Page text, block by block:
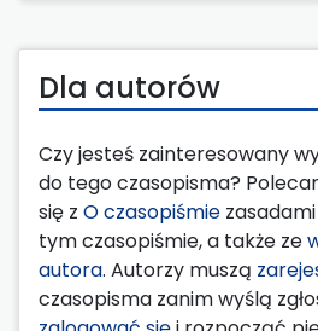
Dla autorów
Czy jesteś zainteresowany
do tego czasopisma?
się z O czasopiśmie
tym czasopiśmie, a także ze
autora. Autorzy muszą
czasopisma zanim wyślą